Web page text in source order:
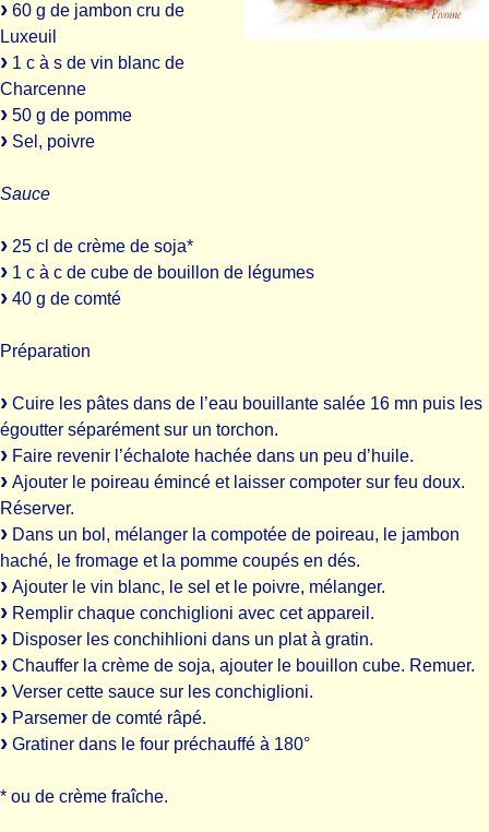
60 g de jambon cru de
Luxeuil
1 c à s de vin blanc de
Charcenne
50 g de pomme
Sel, poivre
Sauce
25 cl de crème de soja*
1 c à c de cube de bouillon de légumes
40 g de comté
Préparation
Cuire les pâtes dans de l’eau bouillante salée 16 mn puis les
égoutter séparément sur un torchon.
Faire revenir l’échalote hachée dans un peu d’huile.
Ajouter le poireau émincé et laisser compoter sur feu doux.
Réserver.
Dans un bol, mélanger la compotée de poireau, le jambon
haché, le fromage et la pomme coupés en dés.
Ajouter le vin blanc, le sel et le poivre, mélanger.
Remplir chaque conchiglioni avec cet appareil.
Disposer les conchihlioni dans un plat à gratin.
Chauffer la crème de soja, ajouter le bouillon cube. Remuer.
Verser cette sauce sur les conchiglioni.
Parsemer de comté râpé.
Gratiner dans le four préchauffé à 180°
* ou de crème fraîche.